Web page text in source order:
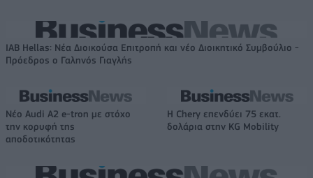
IAB Hellas: Νέα Διοικούσα Επιτροπή και νέο Διοικητικό Συμβούλιο -
Πρόεδρος ο Γαληνός Γιαγλής
Νέο Audi A2 e-tron με στόχο
την κορυφή της
αποδοτικότητας
Η Chery επενδύει 75 εκατ.
δολάρια στην KG Mobility